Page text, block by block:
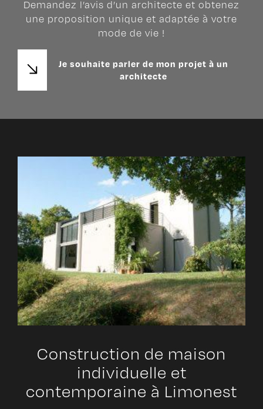
Demandez l’avis d’un architecte et obtenez
une proposition unique et adaptée à votre
mode de vie !
Je souhaite parler de mon projet à un
architecte
Construction de maison
individuelle et
contemporaine à Limonest